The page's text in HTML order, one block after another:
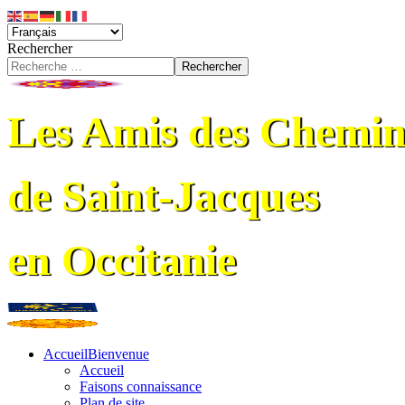
Rechercher
Rechercher
Les Amis des
de Saint-Jacques
en Occitanie
AccueilBienvenue
Accueil
Faisons connaissance